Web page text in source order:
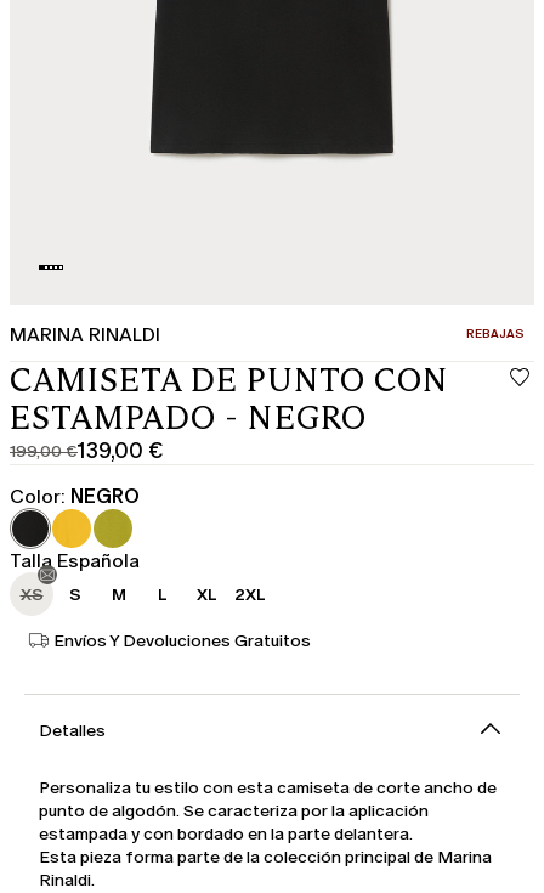
MARINA RINALDI CATEGORÍA:
REBAJAS
CAMISETA DE PUNTO CON
ESTAMPADO - NEGRO
199,00 €
Precio
original
199,00
€
139,00 €
Precio
actual
139,00
€
Color: NEGRO
Talla Española
XS S M L XL 2XL
Envíos Y Devoluciones Gratuitos
Detalles
Personaliza tu estilo con esta camiseta de corte ancho de
punto de algodón. Se caracteriza por la aplicación
estampada y con bordado en la parte delantera.
Esta pieza forma parte de la colección principal de Marina
Rinaldi.